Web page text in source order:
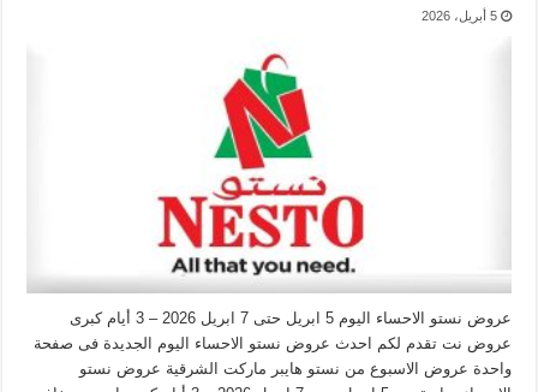
5 أبريل، 2026
عروض نستو الاحساء اليوم 5 ابريل حتى 7 ابريل 2026 – 3 أيام كبرى
عروض نت تقدم لكم احدث عروض نستو الاحساء اليوم الجديدة فى صفحة
واحدة عروض الاسبوع من نستو هايبر ماركت الشرقية عروض نستو